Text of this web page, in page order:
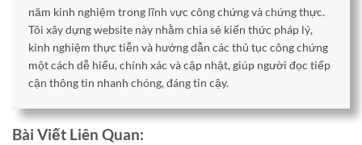
năm kinh nghiệm trong lĩnh vực công chứng và chứng thực.
Tôi xây dựng website này nhằm chia sẻ kiến thức pháp lý,
kinh nghiệm thực tiễn và hướng dẫn các thủ tục công chứng
một cách dễ hiểu, chính xác và cập nhật, giúp người đọc tiếp
cận thông tin nhanh chóng, đáng tin cậy.
Bài Viết Liên Quan: